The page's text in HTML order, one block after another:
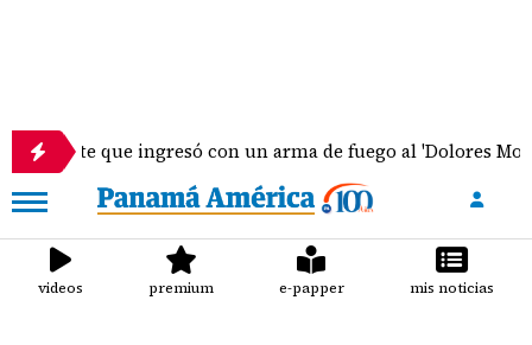
que ingresó con un arma de fuego al 'Dolores Moscote'
videos premium e-papper mis noticias